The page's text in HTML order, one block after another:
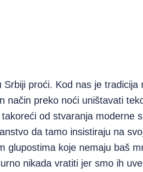
proći. Kod nas je tradicija
način preko noći uništavati
od stvaranja moderne
da tamo insistiraju na
glupostima koje nemaju baš
nikada vratiti jer smo ih